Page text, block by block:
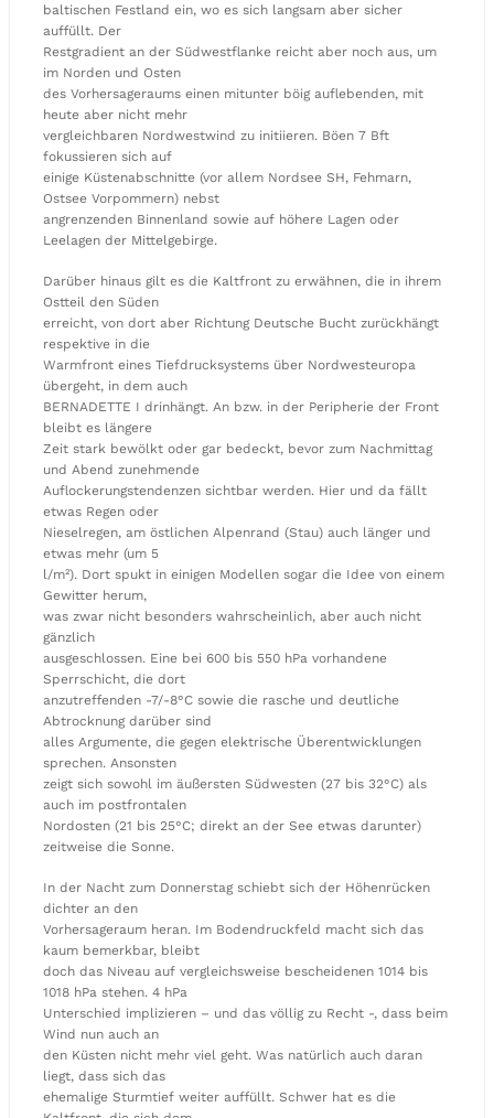
baltischen Festland ein, wo es sich langsam aber sicher
auffüllt. Der
Restgradient an der Südwestflanke reicht aber noch aus, um
im Norden und Osten
des Vorhersageraums einen mitunter böig auflebenden, mit
heute aber nicht mehr
vergleichbaren Nordwestwind zu initiieren. Böen 7 Bft
fokussieren sich auf
einige Küstenabschnitte (vor allem Nordsee SH, Fehmarn,
Ostsee Vorpommern) nebst
angrenzenden Binnenland sowie auf höhere Lagen oder
Leelagen der Mittelgebirge.
Darüber hinaus gilt es die Kaltfront zu erwähnen, die in ihrem
Ostteil den Süden
erreicht, von dort aber Richtung Deutsche Bucht zurückhängt
respektive in die
Warmfront eines Tiefdrucksystems über Nordwesteuropa
übergeht, in dem auch
BERNADETTE I drinhängt. An bzw. in der Peripherie der Front
bleibt es längere
Zeit stark bewölkt oder gar bedeckt, bevor zum Nachmittag
und Abend zunehmende
Auflockerungstendenzen sichtbar werden. Hier und da fällt
etwas Regen oder
Nieselregen, am östlichen Alpenrand (Stau) auch länger und
etwas mehr (um 5
l/m²). Dort spukt in einigen Modellen sogar die Idee von einem
Gewitter herum,
was zwar nicht besonders wahrscheinlich, aber auch nicht
gänzlich
ausgeschlossen. Eine bei 600 bis 550 hPa vorhandene
Sperrschicht, die dort
anzutreffenden -7/-8°C sowie die rasche und deutliche
Abtrocknung darüber sind
alles Argumente, die gegen elektrische Überentwicklungen
sprechen. Ansonsten
zeigt sich sowohl im äußersten Südwesten (27 bis 32°C) als
auch im postfrontalen
Nordosten (21 bis 25°C; direkt an der See etwas darunter)
zeitweise die Sonne.
In der Nacht zum Donnerstag schiebt sich der Höhenrücken
dichter an den
Vorhersageraum heran. Im Bodendruckfeld macht sich das
kaum bemerkbar, bleibt
doch das Niveau auf vergleichsweise bescheidenen 1014 bis
1018 hPa stehen. 4 hPa
Unterschied implizieren – und das völlig zu Recht -, dass beim
Wind nun auch an
den Küsten nicht mehr viel geht. Was natürlich auch daran
liegt, dass sich das
ehemalige Sturmtief weiter auffüllt. Schwer hat es die